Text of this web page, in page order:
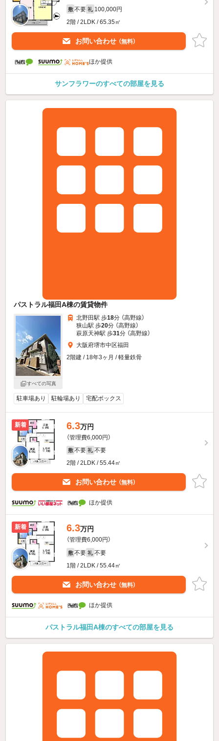
敷 不要 礼 100,000円
2階 / 2LDK / 65.35㎡
お問い合わせ （無料）
ほか提供
サンフラワーのすべての部屋を見る
パストラル福田A棟の賃貸物件
すべての写真
北野田駅 歩18分 （高野線）
狭山駅 歩20分 （高野線）
萩原天神駅 歩31分 （高野線）
大阪府堺市中区福田
2階建 / 18年3ヶ月 / 軽量鉄骨
駐車場あり 駐輪場あり 宅配ボックス
新着 6.3万円
（管理費6,000円）
敷 不要 礼 不要
2階 / 2LDK / 55.44㎡
お問い合わせ （無料）
ほか提供
新着 6.3万円
（管理費6,000円）
敷 不要 礼 不要
1階 / 2LDK / 55.44㎡
お問い合わせ （無料）
ほか提供
パストラル福田A棟のすべての部屋を見る